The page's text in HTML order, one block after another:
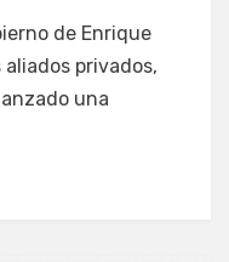
de Enrique
aliados privados,
una